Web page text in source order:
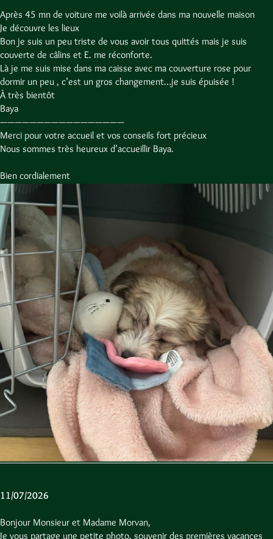
Après 45 mn de voiture me voilà arrivée dans ma nouvelle maison
Je découvre les lieux
Bon je suis un peu triste de vous avoir tous quittés mais je suis
couverte de câlins et E. me réconforte.
Là je me suis mise dans ma caisse avec ma couverture rose pour
dormir un peu , c’est un gros changement…je suis épuisée !
À très bientôt
Baya
—————————————————
Merci pour votre accueil et vos conseils fort précieux
Nous sommes très heureux d’accueillir Baya.
Bien cordialement
Nathalie A.
11/07/2026
Bonjour Monsieur et Madame Morvan,
Je vous partage une petite photo, souvenir des premières vacances